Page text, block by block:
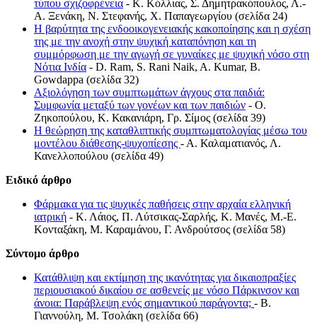
τύπου σχιζοφρένεια - Κ. Κόλλιας, Σ. Δημητρακόπουλος, Λ.-
Α. Ξενάκη, Ν. Στεφανής, Χ. Παπαγεωργίου (σελίδα 24)
Η βαρύτητα της ενδοοικογενειακής κακοποίησης και η σχέση
της με την ανοχή στην ψυχική καταπόνηση και τη
συμμόρφωση με την αγωγή σε γυναίκες με ψυχική νόσο στη
Νότια Ινδία - D. Ram, S. Rani Naik, A. Kumar, B.
Gowdappa (σελίδα 32)
Αξιολόγηση των συμπτωμάτων άγχους στα παιδιά:
Συμφωνία μεταξύ των γονέων και των παιδιών - Ο.
Ζηκοπούλου, Κ. Κακανιάρη, Γρ. Σίμος (σελίδα 39)
Η θεώρηση της καταθλιπτικής συμπτωματολογίας μέσω του
μοντέλου διάθεσης-ψυχοπίεσης - Α. Καλαματιανός, Λ.
Κανελλοπούλου (σελίδα 49)
Ειδικό άρθρο
Φάρμακα για τις ψυχικές παθήσεις στην αρχαία ελληνική
ιατρική - Κ. Λάιος, Π. Λύτσικας-Σαρλής, Κ. Μανές, Μ.-Ε.
Κονταξάκη, Μ. Καραμάνου, Γ. Ανδρούτσος (σελίδα 58)
Σύντομο άρθρο
Κατάθλιψη και εκτίμηση της ικανότητας για δικαιοπραξίες
περιουσιακού δικαίου σε ασθενείς με νόσο Πάρκινσον και
άνοια: Παράβλεψη ενός σημαντικού παράγοντα; - Β.
Γιαννούλη, Μ. Τσολάκη (σελίδα 66)